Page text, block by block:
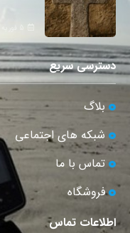
دسترسی سریع
بلاگ
شبکه های اجتماعی
تماس با ما
فروشگاه
اطلاعات تماس